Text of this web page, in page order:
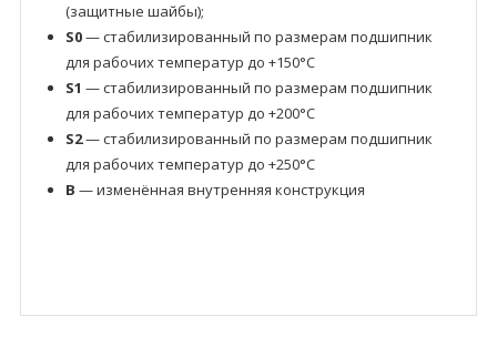
(защитные шайбы);
S0— стабилизированный по размерам подшипник
для рабочих температур до +150°C
S1 — стабилизированный по размерам подшипник
для рабочих температур до +200°C
S2— стабилизированный по размерам подшипник
для рабочих температур до +250°C
B — изменённая внутренняя конструкция